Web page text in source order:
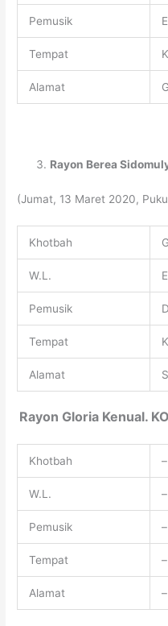
Pemusik
Tempat
Alamat
Rayon Berea
(Jumat, 13 Maret 2020,
Khotbah
W.L.
Pemusik
Tempat
Alamat
Rayon Gloria Kenual.
Khotbah –
W.L. –
Pemusik –
Tempat –
Alamat –